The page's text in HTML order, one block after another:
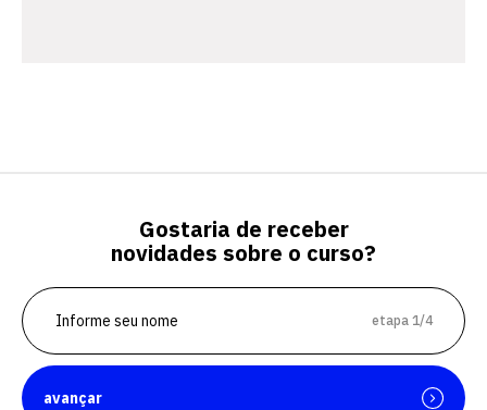
Gostaria de receber
novidades sobre o curso?
etapa 1/4
avançar